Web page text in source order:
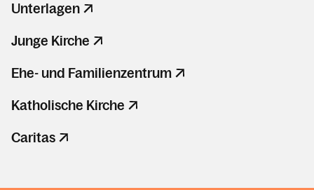
Unterlagen
Junge Kirche
Ehe- und Familienzentrum
Katholische Kirche
Caritas